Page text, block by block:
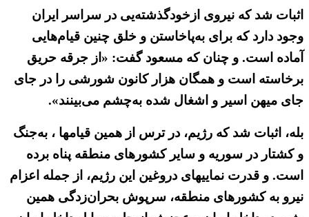
اثبات شد که نیروی ازخودگذشته‌یی در سراسر ایران
وجود دارد که برای به‌پاخاستن و خلق چنین قیام‌هایی
آماده است. و چنان که مسعود گفت: «از جرقه حریق
برخاسته است و همگان هزار کانون شورشی را در جای
جای میهن اسیر و اشغال شده به‌چشم می‌بینند».
بله، اثبات شد که رژیم، در ترس از همین قیامها ، به‌جنگ
و کشتار در سوریه و سایر کشورهای منطقه پناه برده
است. و قدرت نماییهای دروغین این رژیم، از جمله اعزام
نیرو به کشورهای منطقه، سرپوش بحران‌زدگی همین